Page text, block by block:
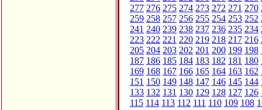
277 276 275 274 273 272 271 270
259 258 257 256 255 254 253 252
241 240 239 238 237 236 235 234
223 222 221 220 219 218 217 216
205 204 203 202 201 200 199 198
187 186 185 184 183 182 181 180
169 168 167 166 165 164 163 162
151 150 149 148 147 146 145 144
133 132 131 130 129 128 127 126
115 114 113 112 111 110 109 108